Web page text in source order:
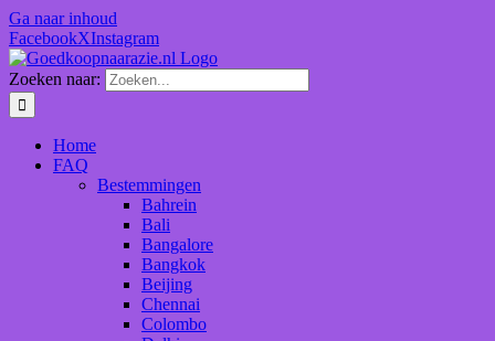
Ga naar inhoud
FacebookXInstagram
Zoeken naar:
Home
FAQ
Bestemmingen
Bahrein
Bali
Bangalore
Bangkok
Beijing
Chennai
Colombo